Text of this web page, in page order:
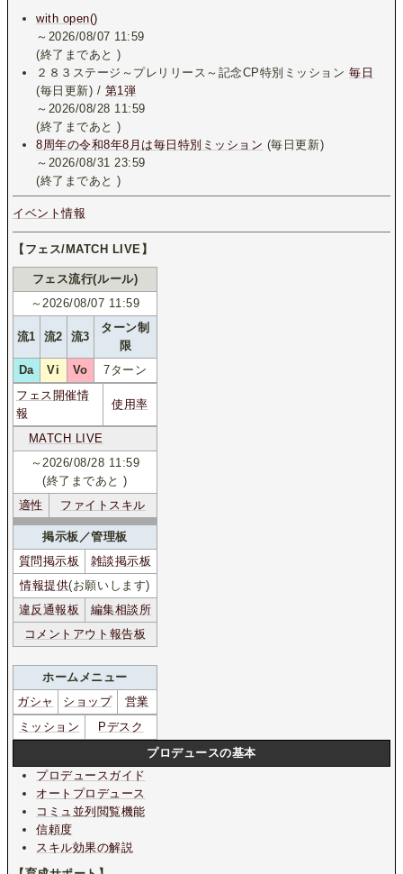
with open()
～2026/08/07 11:59
(終了まであと)
２８３ステージ～プレリリース～記念CP特別ミッション毎日
(毎日更新) / 第1弾
～2026/08/28 11:59
(終了まであと)
8周年の令和8年8月は毎日特別ミッション (毎日更新)
～2026/08/31 23:59
(終了まであと)
イベント情報
【フェス/MATCH LIVE】
フェス流行(ルール)
～2026/08/07 11:59
流1 流2 流3
ターン制
限
Da
Vi Vo
7ターン
フェス開催情
報
使用率
MATCH LIVE
適性 ファイトスキル
～2026/08/28 11:59
(終了まであと)
違反通報板
編集相談所
コメントアウト報告板
掲示板／管理板
質問掲示板
雑談掲示板
情報提供(お願いします)
ホームメニュー
ガシャ
ショップ
営業
ミッション
Pデスク
プロデュースの基本
プロデュースガイド
オートプロデュース
コミュ並列閲覧機能
信頼度
スキル効果の解説